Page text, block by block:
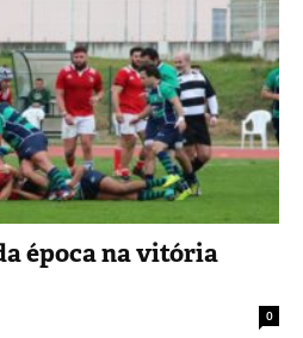
época na vitória
0